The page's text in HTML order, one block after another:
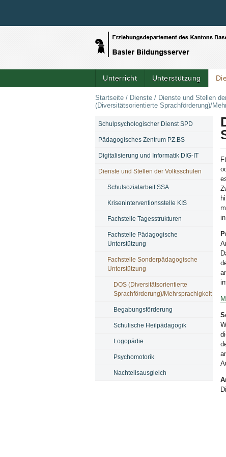
Unterricht Unterstützung
Startseite / Dienste / Dienste und Stellen
(Diversitätsorientierte Sprachförderung)/
NAVIGATION
Schulpsychologischer Dienst SPD
Pädagogisches Zentrum PZ.BS
Digitalisierung und Informatik DIG-IT
Dienste und Stellen der Volksschulen
Schulsozialarbeit SSA
Kriseninterventionsstelle KIS
Fachstelle Tagesstrukturen
Fachstelle Pädagogische
Unterstützung
Fachstelle Sonderpädagogische
Unterstützung
DOS (Diversitätsorientierte
Sprachförderung)/Mehrsprachigkeit
Begabungsförderung
Schulische Heilpädagogik
Logopädie
Psychomotorik
Nachteilsausgleich